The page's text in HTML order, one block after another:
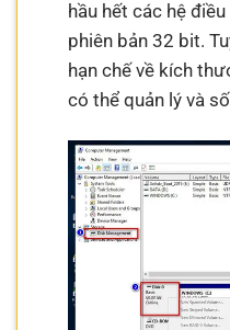
hầu hết các hệ
phiên bản 32 bit.
hạn chế về kích
có thể quản lý và